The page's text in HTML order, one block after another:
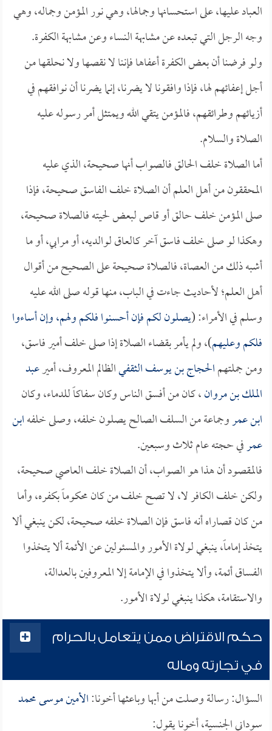
العباد عليها، على استحسانها وجمالها، وهي نور المؤمن وجماله، وهي
وجه الرجل التي تبعده عن مشابهة النساء وعن مشابهة الكفرة.
ولو فرضنا أن بعض الكفرة أعفاها فإننا لا نقصها ولا نحلقها من
أجل إعفائهم لها، فإذا وافقونا لا يضرنا، إنما يضرنا أن نوافقهم في
أزيائهم وطرائقهم، فالمؤمن يتقي الله ويمتثل أمر رسوله عليه
الصلاة والسلام.
أما الصلاة خلف الحالق فالصواب أنها صحيحة، الذي عليه
المحققون من أهل العلم أن الصلاة خلف الفاسق صحيحة، فإذا
صلى المؤمن خلف حالق أو قاص لبعض لحيته فالصلاة صحيحة،
وهكذا لو صلى خلف فاسق آخر كالعاق لوالديه، أو مرابي، أو ما
أشبه ذلك من العصاة، فالصلاة صحيحة على الصحيح من أقوال
أهل العلم؛ لأحاديث جاءت في الباب، منها قوله صلى الله عليه
وسلم في الأمراء: (يصلون لكم فإن أحسنوا فلكم ولهم، وإن أساءوا
فلكم وعليهم)، ولم يأمر بقضاء الصلاة إذا صلى خلف أمير فاسق،
ومن جملتهمالحجاج بن يوسف الثقفيالظالم المعروف، أميرعبد
الملك بن مروان، كان من أفسق الناس وكان سفاكاً للدماء، وكان
ابن عمروجماعة من السلف الصالح يصلون خلفه، وصلى خلفهابن
عمرفي حجته عام ثلاث وسبعين.
فالمقصود أن هذا هو الصواب، أن الصلاة خلف العاصي صحيحة،
ولكن خلف الكافر لا، لا تصح خلف من كان محكوماً بكفره، وأما
من كان قصاراه أنه فاسق فإن الصلاة خلفه صحيحة، لكن ينبغي ألا
يتخذ إماماً، ينبغي لولاة الأمور والمسئولين عن الأئمة ألا يتخذوا
الفساق أئمة، وألا يتخذوا في الإمامة إلا المعروفين بالعدالة،
والاستقامة، هكذا ينبغي لولاة الأمور.
حكم الاقتراض ممن يتعامل بالحرام
في تجارته وماله
السؤال: رسالة وصلت من أبها وباعثها أخونا:الأمين موسى محمد
سوداني الجنسية، أخونا يقول: